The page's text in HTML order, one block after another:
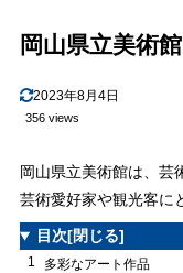
岡山県立美術館
2023年8月4日
356 views
岡山県立美術館は、芸
芸術愛好家や観光客に
目次[閉じる]
1 多彩なアート作品